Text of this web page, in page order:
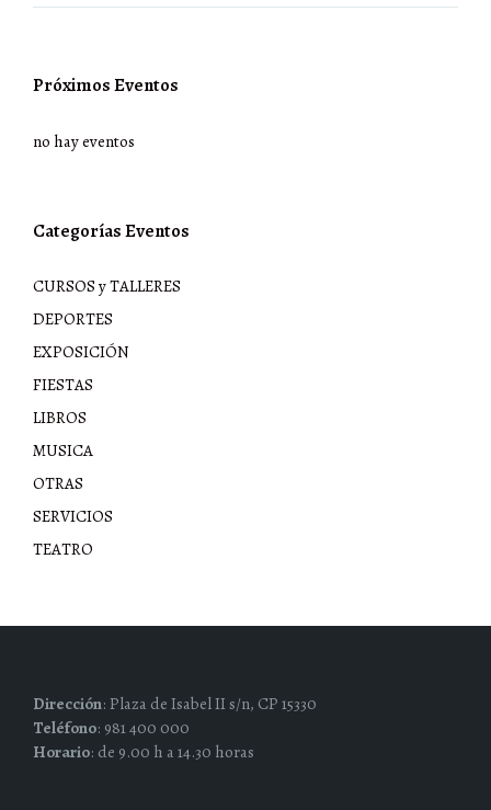
Próximos Eventos
no hay eventos
Categorías Eventos
CURSOS y TALLERES
DEPORTES
EXPOSICIÓN
FIESTAS
LIBROS
MUSICA
OTRAS
SERVICIOS
TEATRO
Dirección: Plaza de Isabel II s/n, CP 15330
Teléfono: 981 400 000
Horario: de 9.00 h a 14.30 horas